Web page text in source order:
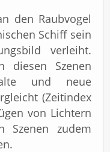
den Raubvogel
Schiff sein
verleiht.
diesen Szenen
und neue
(Zeitindex
von Lichtern
Szenen zudem